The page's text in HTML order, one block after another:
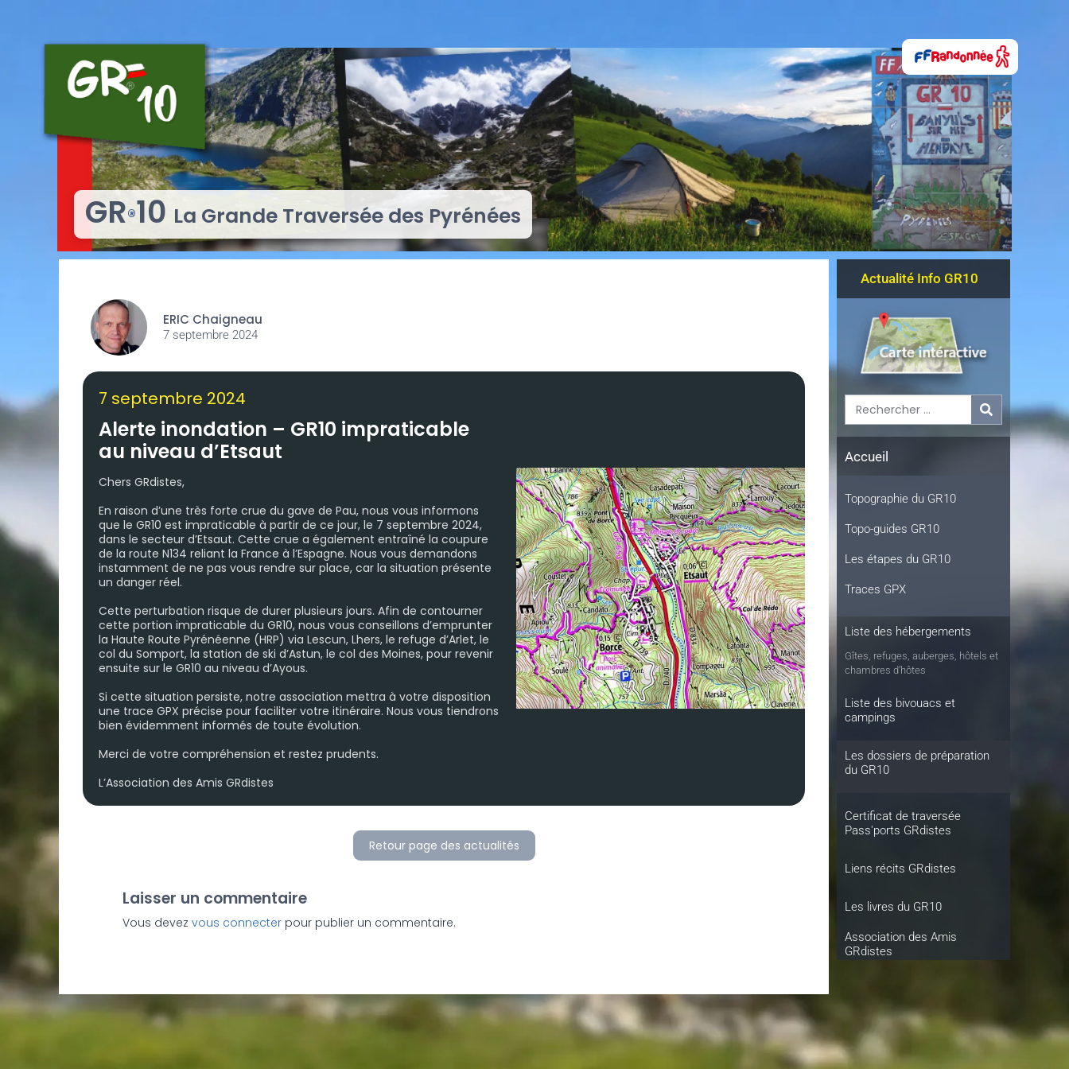
GR®10 La Grande Traversée des Pyrénées
ERIC Chaigneau
7 septembre 2024
7 septembre 2024
Alerte inondation – GR10 impraticable
au niveau d’Etsaut
Chers GRdistes,
En raison d’une très forte crue du gave de Pau, nous vous informons
que le GR10 est impraticable à partir de ce jour, le 7 septembre 2024,
dans le secteur d’Etsaut. Cette crue a également entraîné la coupure
de la route N134 reliant la France à l’Espagne. Nous vous demandons
instamment de ne pas vous rendre sur place, car la situation présente
un danger réel.
Cette perturbation risque de durer plusieurs jours. Afin de contourner
cette portion impraticable du GR10, nous vous conseillons d’emprunter
la Haute Route Pyrénéenne (HRP) via Lescun, Lhers, le refuge d’Arlet, le
col du Somport, la station de ski d’Astun, le col des Moines, pour revenir
ensuite sur le GR10 au niveau d’Ayous.
Si cette situation persiste, notre association mettra à votre disposition
une trace GPX précise pour faciliter votre itinéraire. Nous vous tiendrons
bien évidemment informés de toute évolution.
Merci de votre compréhension et restez prudents.
L’Association des Amis GRdistes
Retour page des actualités
Laisser un commentaire
Vous devez vous connecter pour publier un commentaire.
Actualité Info GR10
Accueil
Topographie du GR10
Topo-guides GR10
Les étapes du GR10
Traces GPX
Liste des hébergements
Gîtes, refuges, auberges, hôtels et
chambres d’hôtes
Liste des bivouacs et
campings
Les dossiers de préparation
du GR10
Certificat de traversée
Pass'ports GRdistes
Liens récits GRdistes
Les livres du GR10
Association des Amis
GRdistes